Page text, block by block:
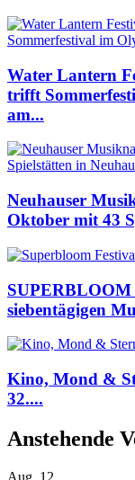
Water Lantern
trifft
am...
Neuhauser
Oktober mit 43
SUPERBLOOM
siebentägigen
Kino, Mond &
32....
Anstehende
Aug. 12